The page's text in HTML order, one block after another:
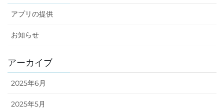
アプリの提供
お知らせ
アーカイブ
2025年6月
2025年5月